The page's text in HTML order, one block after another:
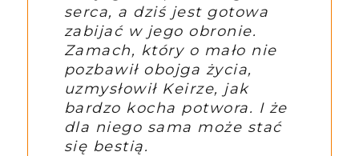
serca, a dziś jest gotowa
zabijać w jego obronie.
Zamach, który o mało nie
pozbawił obojga życia,
uzmysłowił Keirze, jak
bardzo kocha potwora. I że
dla niego sama może stać
się bestią.